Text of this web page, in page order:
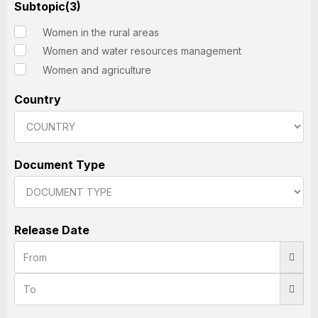
Subtopic(3)
Women in the rural areas
Women and water resources management
Women and agriculture
Country
Document Type
Release Date